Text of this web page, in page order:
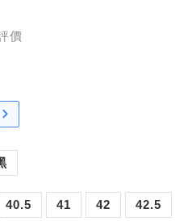
價
40.5 41 42 42.5